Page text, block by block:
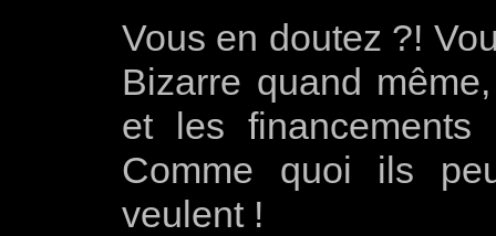
Vous en doutez ?!
Bizarre quand
et les
Comme quoi ils
veulent !